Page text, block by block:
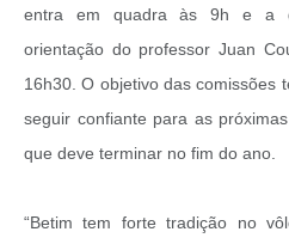
entra em quadra às 9h e a
orientação do professor Juan
16h30. O objetivo das comissões
seguir confiante para as
que deve terminar no fim do ano.
“Betim tem forte tradição no